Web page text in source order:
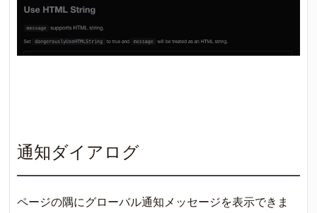
通知ダイアログ
ページの隅にグローバル通知メッセージを表示できま